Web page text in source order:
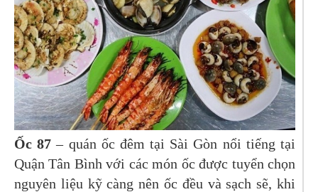
Ốc 87 – quán ốc đêm tại Sài Gòn nổi tiếng tại
Quận Tân Bình với các món ốc được tuyển chọn
nguyên liệu kỹ càng nên ốc đều và sạch sẽ, khi